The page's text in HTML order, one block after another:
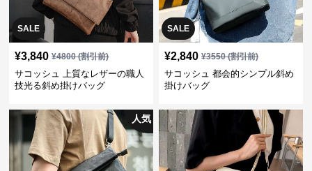
SALE
¥3,840 ¥4800(割引前)
サコッシュ 上質なレザーの職人
技光る斜め掛けバッグ
SALE
¥2,840 ¥3550(割引前)
サコッシュ 都会的シンプル斜め
掛けバッグ
人気